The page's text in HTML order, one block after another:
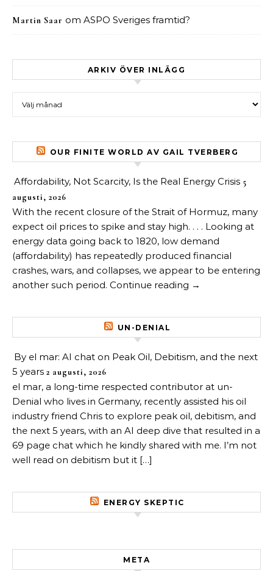
Martin Saar om ASPO Sveriges framtid?
ARKIV ÖVER INLÄGG
OUR FINITE WORLD AV GAIL TVERBERG
Affordability, Not Scarcity, Is the Real Energy Crisis 5
augusti, 2026
With the recent closure of the Strait of Hormuz, many
expect oil prices to spike and stay high. . . . Looking at
energy data going back to 1820, low demand
(affordability) has repeatedly produced financial
crashes, wars, and collapses, we appear to be entering
another such period. Continue reading →
UN-DENIAL
By el mar: AI chat on Peak Oil, Debitism, and the next
5 years 2 augusti, 2026
el mar, a long-time respected contributor at un-
Denial who lives in Germany, recently assisted his oil
industry friend Chris to explore peak oil, debitism, and
the next 5 years, with an AI deep dive that resulted in a
69 page chat which he kindly shared with me. I’m not
well read on debitism but it […]
ENERGY SKEPTIC
META